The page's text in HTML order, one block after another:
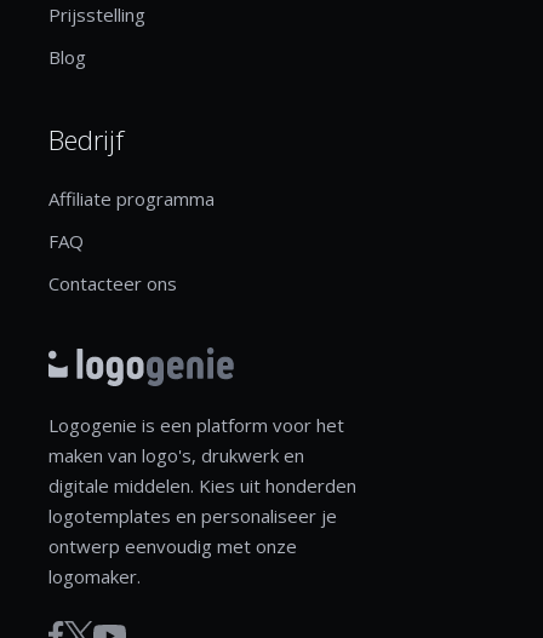
Prijsstelling
Blog
Bedrijf
Affiliate programma
FAQ
Contacteer ons
Logogenie is een platform voor het
maken van logo's, drukwerk en
digitale middelen. Kies uit honderden
logotemplates en personaliseer je
ontwerp eenvoudig met onze
logomaker.